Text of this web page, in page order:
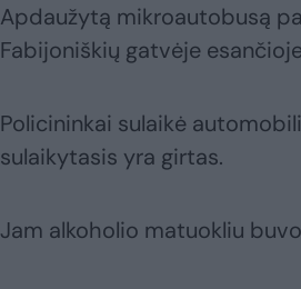
Apdaužytą mikroautobusą
Fabijoniškių gatvėje
Policininkai sulaikė
sulaikytasis yra girtas.
Jam alkoholio matuokliu